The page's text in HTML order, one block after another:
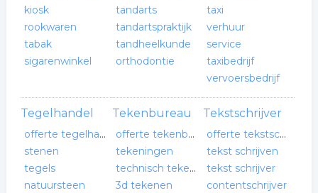
kiosk
rookwaren
tabak
sigarenwinkel
tandarts
tandartspraktijk
tandheelkunde
orthodontie
taxi
verhuur
service
taxibedrijf
vervoersbedrijf
Tegelhandel
offerte tegelhandel
stenen
tegels
natuursteen
Tekenbureau
offerte tekenbureau
tekeningen
technisch tekenen
3d tekenen
Tekstschrijver
offerte tekstschrijver
tekst schrijven
tekst schrijver
contentschrijver